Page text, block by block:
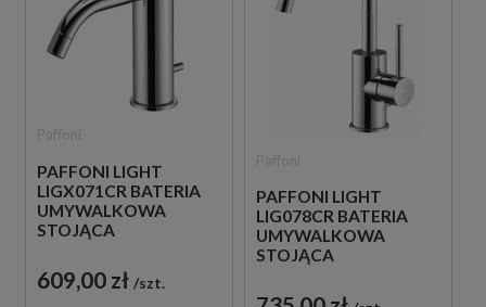
PAFFONI LIGHT
LIGX071CR BATERIA
UMYWALKOWA
STOJĄCA
CHROM
609,00 zł szt.
PAFFONI LIGHT
LIG078CR BATERIA
UMYWALKOWA
STOJĄCA
CHROM